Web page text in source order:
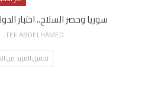
سوريا وحصر السلاح.. اختبار
AWATEF ABDELHAMED
تحميل المزيد من